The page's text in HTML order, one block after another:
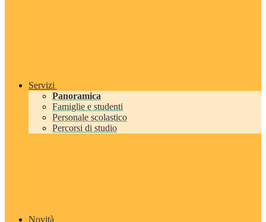
Servizi
Panoramica
Famiglie e studenti
Personale scolastico
Percorsi di studio
Novità